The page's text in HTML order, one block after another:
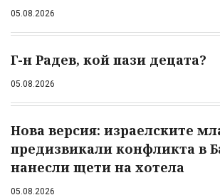
05.08.2026
Г-н Радев, кой пази децата?
05.08.2026
Нова версия: израелските
предизвикали конфликта в
нанесли щети на хотела
05.08.2026